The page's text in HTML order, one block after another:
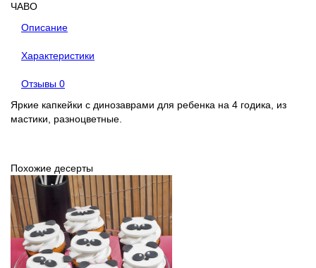
ЧАВО
Описание
Характеристики
Отзывы 0
Яркие капкейки с динозаврами для ребенка на 4 годика, из
мастики, разноцветные.
Похожие десерты